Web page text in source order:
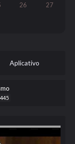
26
27
Aplicativo